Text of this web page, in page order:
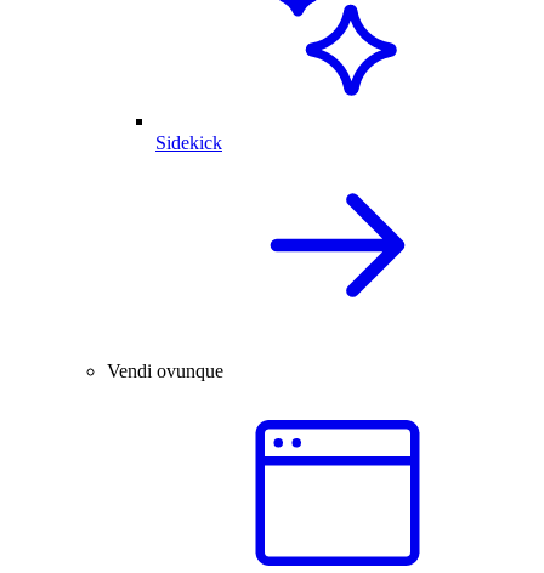
Sidekick
Vendi ovunque